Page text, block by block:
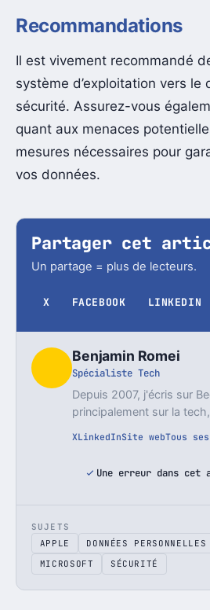
Recommandations
Il est vivement recommandé
système d’exploitation vers le
sécurité. Assurez-vous
quant aux menaces
mesures nécessaires pour
vos données.
Partager cet
Un partage = plus de lecteurs.
X FACEBOOK LINKEDIN
Benjamin Romei
Spécialiste Tech
Depuis 2007, j'écris sur
principalement sur la
XLinkedInSite webTous
Une erreur dans
SUJETS
APPLE
DONNÉES PERSONNELLES
MICROSOFT
SÉCURITÉ